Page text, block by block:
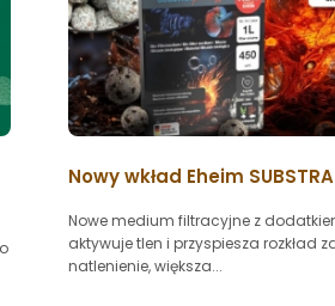
Nowy wkład Eheim
Nowe medium filtracyjne z
aktywuje tlen i przyspiesza rozkład
natlenienie, większa...